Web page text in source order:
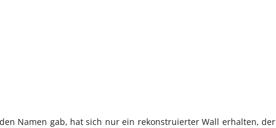
Namen gab, hat sich nur ein rekonstruierter Wall erhalten, der